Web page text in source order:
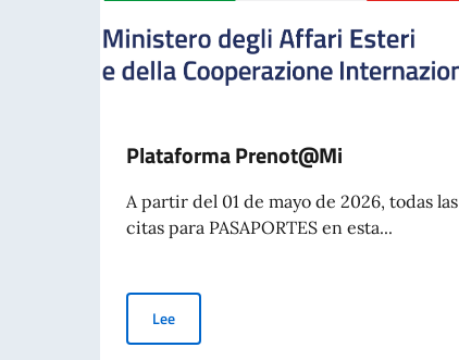
Plataforma Prenot@Mi
A partir del 01 de mayo de 2026, todas las
citas para PASAPORTES en esta...
LeePlataforma Prenot@Mi